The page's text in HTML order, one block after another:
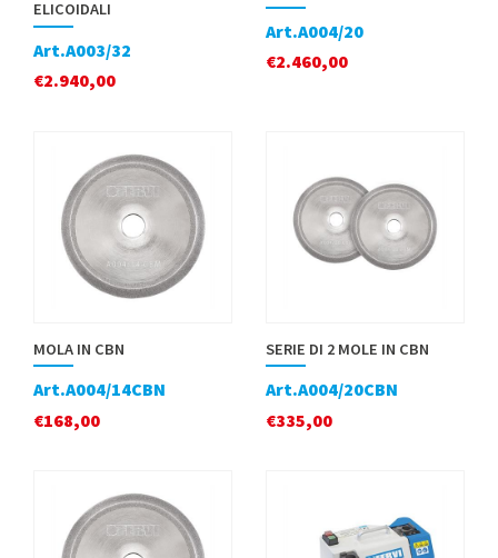
ELICOIDALI
Art.A003/32
€2.940,00
Art.A004/20
€2.460,00
MOLA IN CBN
Art.A004/14CBN
€168,00
SERIE DI 2 MOLE IN CBN
Art.A004/20CBN
€335,00